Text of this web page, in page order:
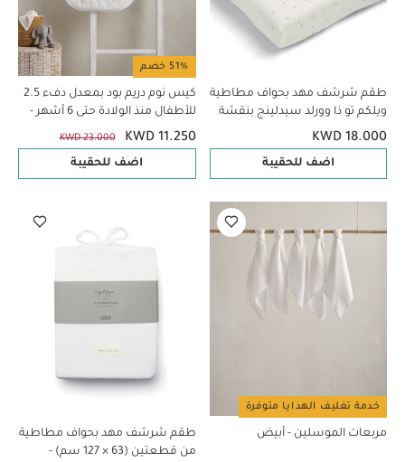
طقم شرشف مهد بحواف مطاطية
ويلكم تو ذا وورلد سيدلينج بنقشة
بذور/أوراق شجر - قطعتان
KWD 18.000
اضف للحقيبة
51% خصم
كيس نوم دريم بود بمعدل دفء 2.5
للأطفال منذ الولادة حتى 6 أشهر -
أبيض
KWD 11.250
KWD 23.000
اضف للحقيبة
خدمة تغليف الهدايا متوفرة
مربعات الموسلين - أبيض
طقم شرشف مهد بحواف مطاطية
من قطعتين (63 × 127 سم) -